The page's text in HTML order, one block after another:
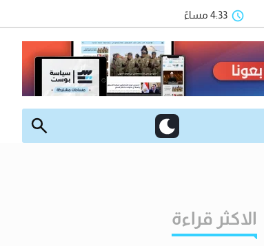
4:33 مساءً
الاكثر قراءة